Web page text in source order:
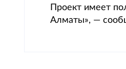
Проект имеет
Алматы», —